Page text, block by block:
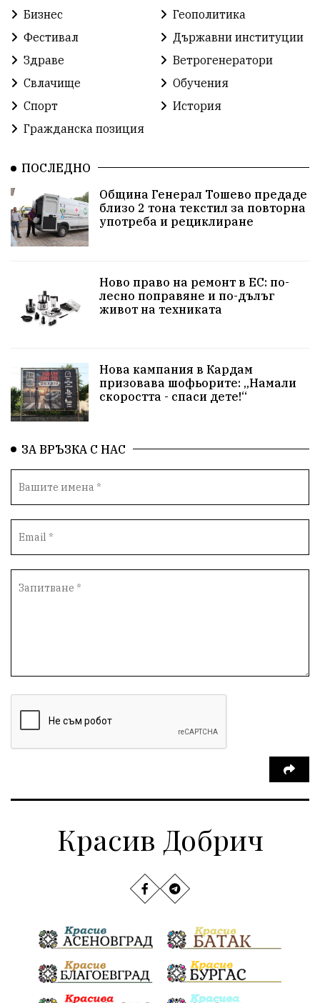
Лига екология протест
Одринци
Концерт Победа Баскетбол
Усмивки история празник
Община Добрич
Шах Балканиада Спорт Световен
Шампион
Общност Крушари
Бизнес
Геополитика
Фестивал
Държавни институции
Здраве
Ветрогенератори
Свлачище
Обучения
Спорт
История
Гражданска позиция
ПОСЛЕДНО
Община Генерал Тошево предаде
близо 2 тона текстил за повторна
употреба и рециклиране
Ново право на ремонт в ЕС: по-
лесно поправяне и по-дълъг
живот на техниката
Нова кампания в Кардам
призовава шофьорите: „Намали
скоростта - спаси дете!“
ЗА ВРЪЗКА С НАС
Красив Добрич